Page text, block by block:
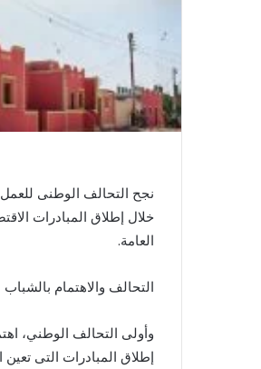
نجح التحالف الوطنى للعمل
خلال إطلاق المبادرات
العامة.
التحالف والاهتمام بالشباب
وأولى التحالف الوطني،
إطلاق المبادرات التى